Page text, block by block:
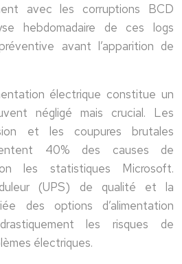
avec les corruptions BCD
hebdomadaire de ces logs
avant l’apparition de
électrique constitue un
négligé mais crucial. Les
et les coupures brutales
40% des causes de
les statistiques Microsoft.
(UPS) de qualité et la
des options d’alimentation
les risques de
électriques.